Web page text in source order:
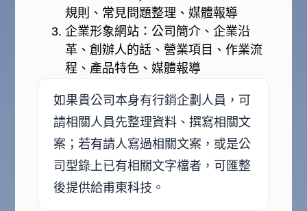
規則、常見問題整理、媒體報導
企業形象網站：公司簡介、企業沿
革、創辦人的話、營業項目、作業流
程、產品特色、媒體報導
如果貴公司本身有行銷企劃人員，可
請相關人員先整理資料、撰寫相關文
案；若有請人寫過相關文案，或是公
司型錄上已有相關文字檔者，可匯整
後提供給甫東科技。